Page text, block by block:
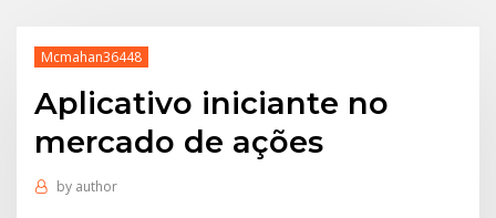
Mcmahan36448
Aplicativo iniciante no
mercado de ações
by author